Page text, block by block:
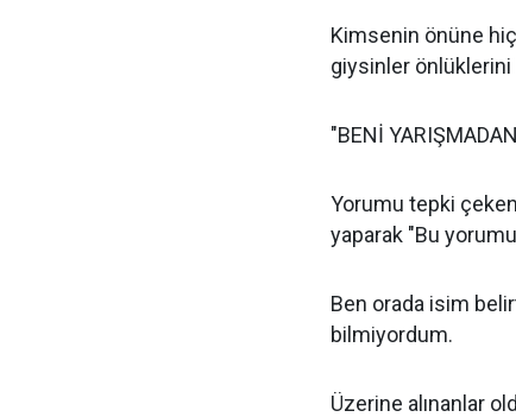
Kimsenin önüne
giysinler önlüklerini
"BENİ
Yorumu tepki
yaparak "Bu
Ben orada isim
bilmiyordum.
Üzerine alınanlar